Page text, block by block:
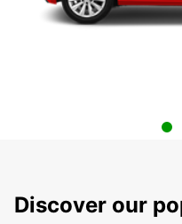
Discover our